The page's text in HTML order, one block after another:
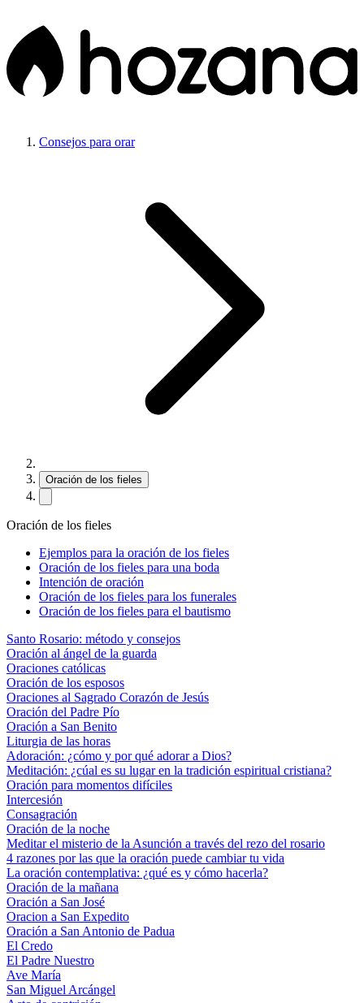
Consejos para orar
Oración de los fieles
Oración de los fieles
Ejemplos para la oración de los fieles
Oración de los fieles para una boda
Intención de oración
Oración de los fieles para los funerales
Oración de los fieles para el bautismo
Santo Rosario: método y consejos
Oración al ángel de la guarda
Oraciones católicas
Oración de los esposos
Oraciones al Sagrado Corazón de Jesús
Oración del Padre Pío
Oración a San Benito
Liturgia de las horas
Adoración: ¿cómo y por qué adorar a Dios?
Meditación: ¿cúal es su lugar en la tradición espiritual cristiana?
Oración para momentos difíciles
Intercesión
Consagración
Oración de la noche
Meditar el misterio de la Asunción a través del rezo del rosario
4 razones por las que la oración puede cambiar tu vida
La oración contemplativa: ¿qué es y cómo hacerla?
Oración de la mañana
Oración a San José
Oracion a San Expedito
Oración a San Antonio de Padua
El Credo
El Padre Nuestro
Ave María
San Miguel Arcángel